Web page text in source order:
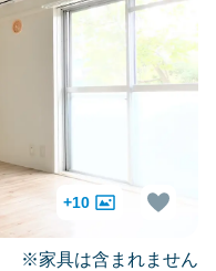
+10
※家具は含まれません